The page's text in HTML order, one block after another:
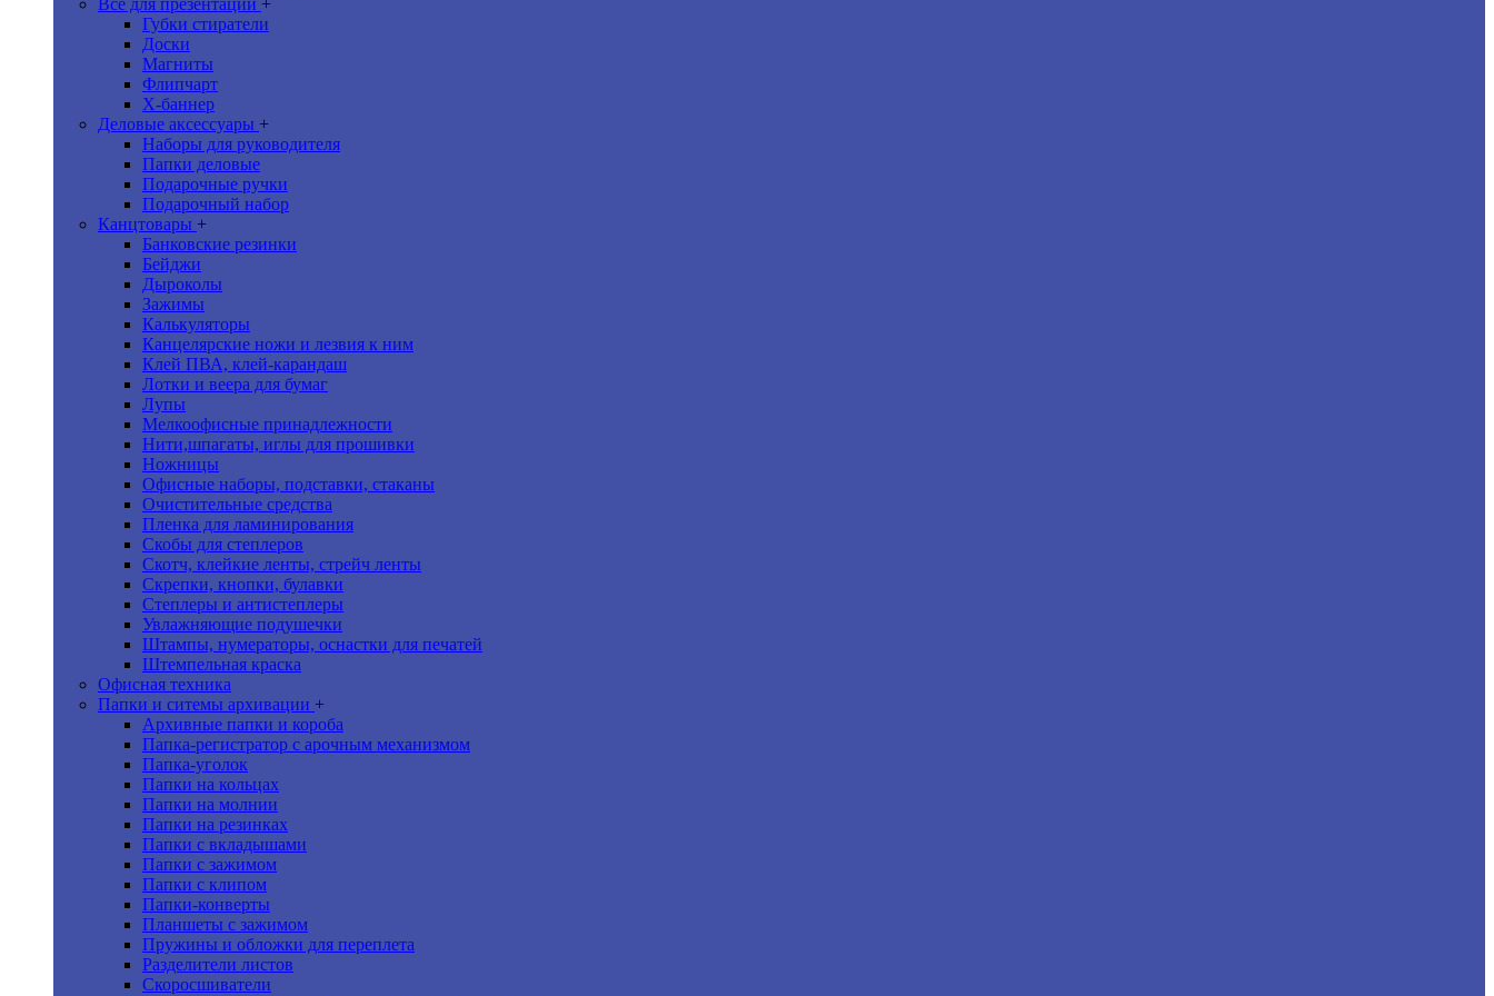
Все для презентаций +
Губки стиратели
Доски
Магниты
Флипчарт
Х-баннер
Деловые аксессуары +
Наборы для руководителя
Папки деловые
Подарочные ручки
Подарочный набор
Канцтовары +
Банковские резинки
Бейджи
Дыроколы
Зажимы
Калькуляторы
Канцелярские ножи и лезвия к ним
Клей ПВА, клей-карандаш
Лотки и веера для бумаг
Лупы
Мелкоофисные принадлежности
Нити,шпагаты, иглы для прошивки
Ножницы
Офисные наборы, подставки, стаканы
Очистительные средства
Пленка для ламинирования
Скобы для степлеров
Скотч, клейкие ленты, стрейч ленты
Скрепки, кнопки, булавки
Степлеры и антистеплеры
Увлажняющие подушечки
Штампы, нумераторы, оснастки для печатей
Штемпельная краска
Офисная техника
Папки и ситемы архивации +
Архивные папки и короба
Папка-регистратор с арочным механизмом
Папка-уголок
Папки на кольцах
Папки на молнии
Папки на резинках
Папки с вкладышами
Папки с зажимом
Папки с клипом
Папки-конверты
Планшеты с зажимом
Пружины и обложки для переплета
Разделители листов
Скоросшиватели